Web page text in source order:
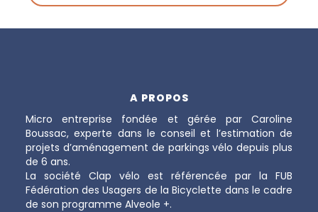
A PROPOS
Micro entreprise fondée et gérée par Caroline
Boussac, experte dans le conseil et l’estimation de
projets d’aménagement de parkings vélo depuis plus
de 6 ans.
La société Clap vélo est référencée par la FUB
Fédération des Usagers de la Bicyclette dans le cadre
de son programme Alveole +.